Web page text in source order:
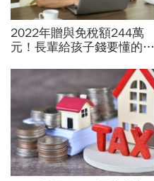
2022年贈與免稅額244萬
元！長輩給孩子錢要懂的節
女1176萬元